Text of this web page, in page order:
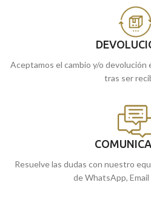
Aceptamos el cambio y/o devolución
tras ser
Resuelve las dudas con nuestro
de WhatsApp,